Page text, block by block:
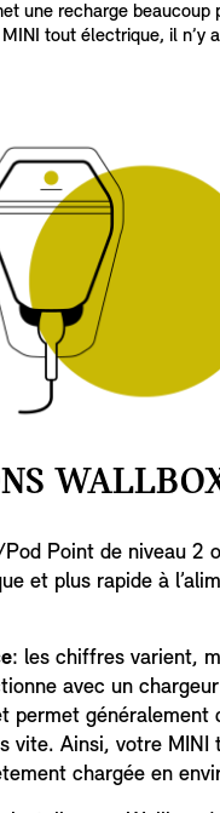
une recharge beaucoup
tout électrique, il n’y
Pod Point de niveau 2
et plus rapide à
: les chiffres varient,
avec un
permet généralement
vite. Ainsi, votre
chargée en